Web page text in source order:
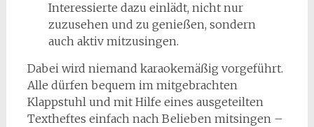
Interessierte dazu einlädt, nicht nur
zuzusehen und zu genießen, sondern
auch aktiv mitzusingen.
Dabei wird niemand karaokemäßig vorgeführt.
Alle dürfen bequem im mitgebrachten
Klappstuhl und mit Hilfe eines ausgeteilten
Textheftes einfach nach Belieben mitsingen –